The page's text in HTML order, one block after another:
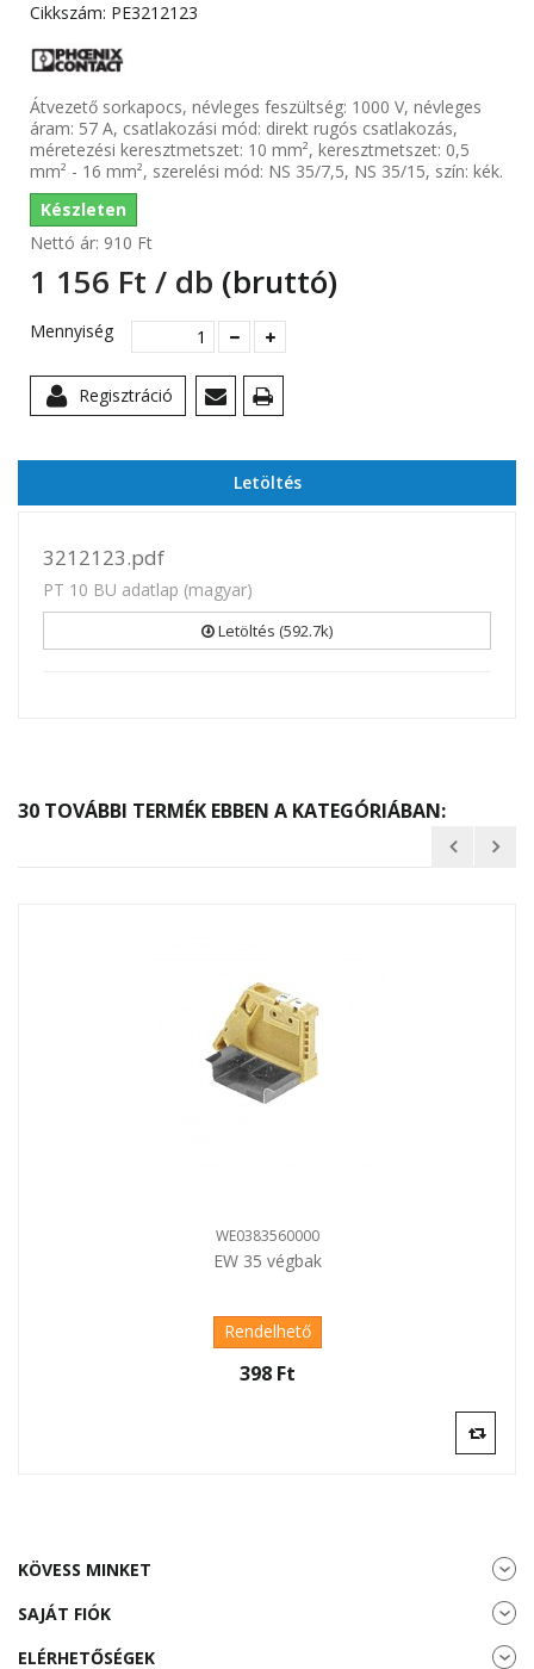
Cikkszám: PE3212123
Átvezető sorkapocs, névleges feszültség: 1000 V, névleges
áram: 57 A, csatlakozási mód: direkt rugós csatlakozás,
méretezési keresztmetszet: 10 mm², keresztmetszet: 0,5
mm² - 16 mm², szerelési mód: NS 35/7,5, NS 35/15, szín: kék.
Készleten
Nettó ár: 910 Ft‎
1 156 Ft‎ / db (bruttó)
Mennyiség
Regisztráció
Letöltés
3212123.pdf
PT 10 BU adatlap (magyar)
Letöltés (592.7k)
30 TOVÁBBI TERMÉK EBBEN A KATEGÓRIÁBAN:
WE0383560000
EW 35 végbak
Rendelhető
398 Ft‎
KÖVESS MINKET
SAJÁT FIÓK
ELÉRHETŐSÉGEK